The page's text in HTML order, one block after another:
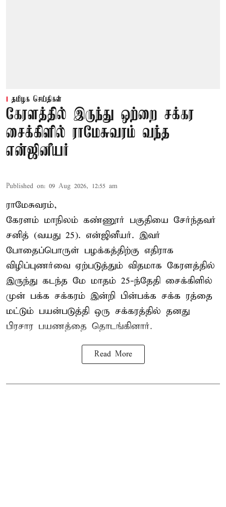
தமிழக செய்திகள்
கேரளத்தில் இருந்து ஒற்றை சக்கர
சைக்கிளில் ராமேசுவரம் வந்த
என்ஜினீயர்
Published on: 09 Aug 2026, 12:55 am
ராமேசுவரம்,
கேரளம் மாநிலம் கண்ணூர் பகுதியை சேர்ந்தவர்
சனித் (வயது 25). என்ஜினீயர். இவர்
போதைப்பொருள் பழக்கத்திற்கு எதிராக
விழிப்புணர்வை ஏற்படுத்தும் விதமாக கேரளத்தில்
இருந்து கடந்த மே மாதம் 25-ந்தேதி சைக்கிளில்
முன் பக்க சக்கரம் இன்றி பின்பக்க சக்க ரத்தை
மட்டும் பயன்படுத்தி ஒரு சக்கரத்தில் தனது
பிரசார பயணத்தை தொடங்கினார்.
Read More